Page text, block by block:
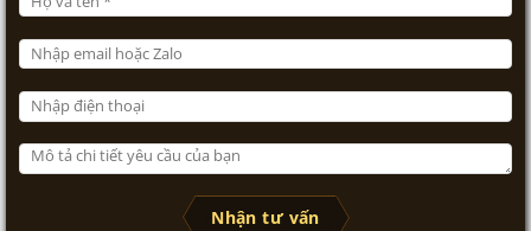
Nhận tư vấn